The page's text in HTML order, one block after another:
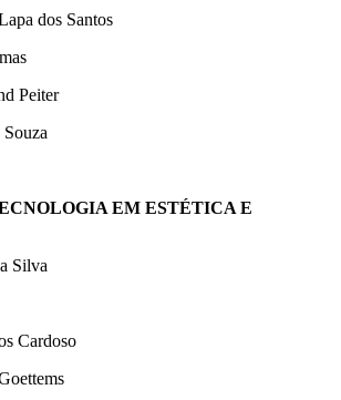
dos Santos
Peiter
EM ESTÉTICA E
Silva
Cardoso